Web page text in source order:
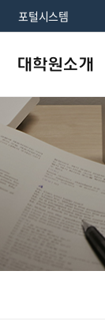
포털시스템
대학원소개
인사말
학교법인소개
교육이념 및 목표
조직도
대학원연혁
국제교류